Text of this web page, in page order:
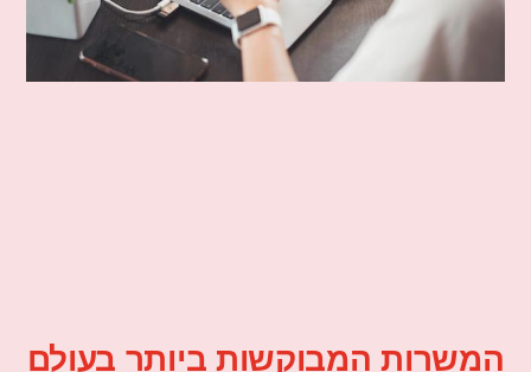
המשרות המבוקשות ביותר בעולם